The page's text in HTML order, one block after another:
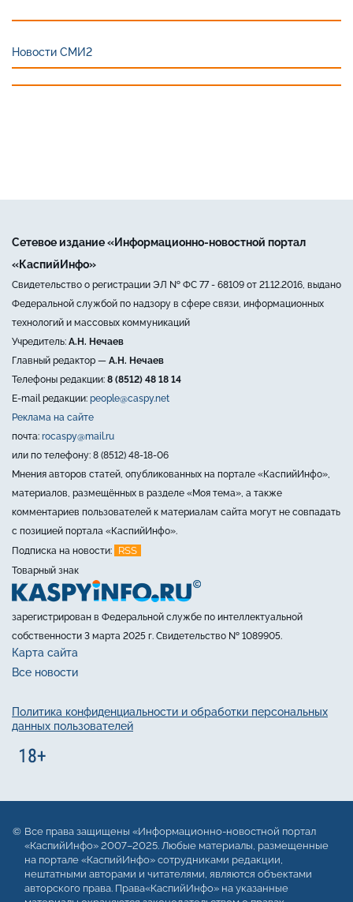
Новости СМИ2
Сетевое издание «Информационно-новостной портал
«КаспийИнфо»
Свидетельство о регистрации ЭЛ № ФС 77 - 68109 от 21.12.2016, выдано
Федеральной службой по надзору в сфере связи, информационных
технологий и массовых коммуникаций
Учредитель: А.Н. Нечаев
Главный редактор — А.Н. Нечаев
Телефоны редакции: 8 (8512) 48 18 14
E-mail редакции: people@caspy.net
Реклама на сайте
почта: rocaspy@mail.ru
или по телефону: 8 (8512) 48-18-06
Мнения авторов статей, опубликованных на портале «КаспийИнфо»,
материалов, размещённых в разделе «Моя тема», а также
комментариев пользователей к материалам сайта могут не совпадать
с позицией портала «КаспийИнфо».
Подписка на новости:
RSS
Товарный знак
зарегистрирован в Федеральной службе по интеллектуальной
собственности 3 марта 2025 г. Свидетельство № 1089905.
Карта сайта
Все новости
Политика конфиденциальности и обработки персональных
данных пользователей
Все права защищены «Информационно-новостной портал
«КаспийИнфо» 2007–2025. Любые материалы, размещенные
на портале «КаспийИнфо» сотрудниками редакции,
нештатными авторами и читателями, являются объектами
авторского права. Права«КаспийИнфо» на указанные